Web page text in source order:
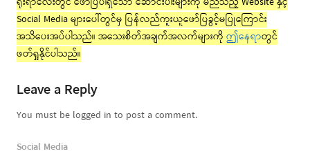
Social Media များပေါ်တွင်မှ ပြန်လည်ကူးယူဖော်ပြခွင့်မပြုကြောင်း
အသိပေးအပ်ပါသည်။ အသေးစိတ်အချက်အလက်များကို ဤနေရာတွင်
ဖတ်ရှုနိုင်ပါသည်။
Leave a Reply
You must be logged in to post a comment.
Social Media